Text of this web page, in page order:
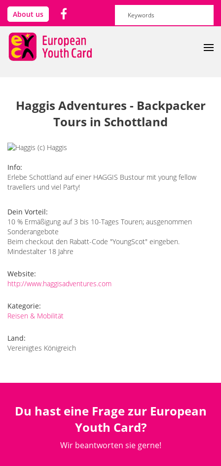
Direkt zum Inhalt
Suchformular
About us
Haggis Adventures - Backpacker
Tours in Schottland
Info:
Erlebe Schottland auf einer HAGGIS Bustour mit young fellow
travellers und viel Party!
Dein Vorteil:
10 % Ermäßigung auf 3 bis 10-Tages Touren; ausgenommen
Sonderangebote
Beim checkout den Rabatt-Code "YoungScot" eingeben.
Mindestalter 18 Jahre
Website:
http://www.haggisadventures.com
Kategorie:
Reisen & Mobilität
Land:
Vereinigtes Königreich
Du hast eine Frage zur European
Youth Card?
Wir beantworten sie gerne!